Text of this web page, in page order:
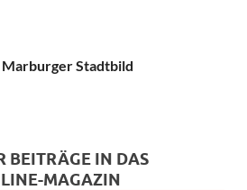
Stadtbild
BEITRÄGE IN DAS
MAGAZIN